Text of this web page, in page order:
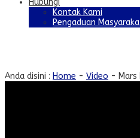
Hubungi
Kontak Kami
Pengaduan
Anda disini : Home - Video - Mars